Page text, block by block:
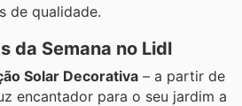
de qualidade.
da Semana no Lidl
Solar Decorativa – a partir de
encantador para o seu jardim a